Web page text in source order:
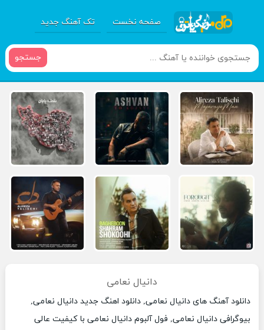
صفحه نخست تک آهنگ جدید
جستجو
دانیال نعامی
دانلود آهنگ های دانیال نعامی, دانلود اهنگ جدید دانیال نعامی,
بیوگرافی دانیال نعامی, فول آلبوم دانیال نعامی با کیفیت عالی